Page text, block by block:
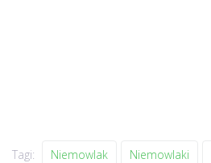
Tagi: Niemowlak Niemowlaki